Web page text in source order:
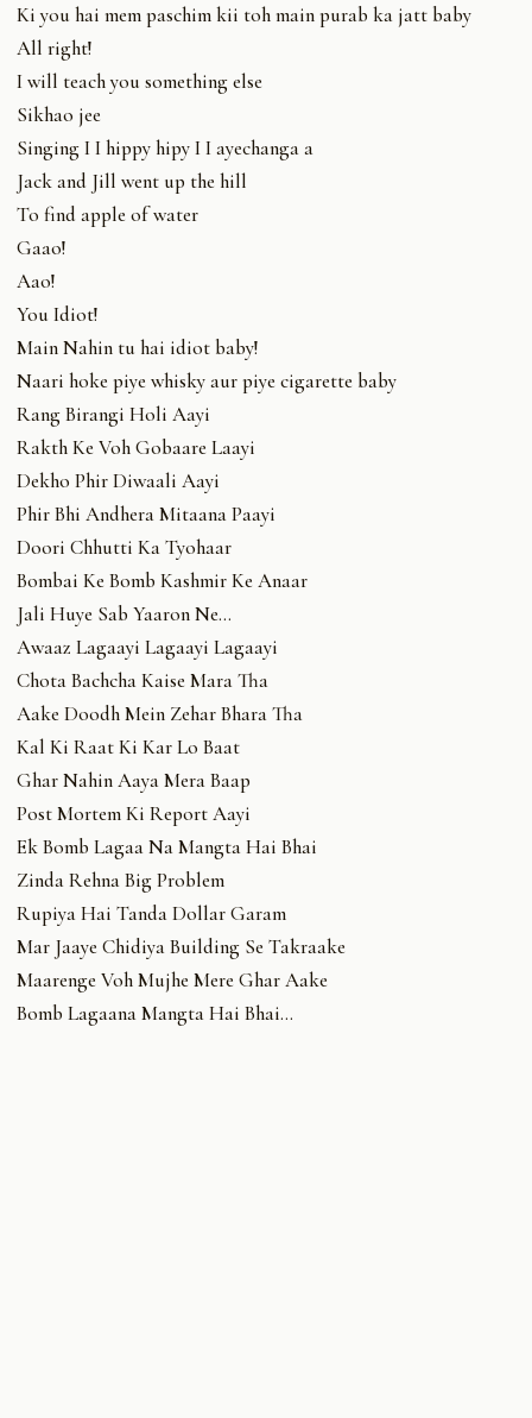
Ki you hai mem paschim kii toh main purab ka jatt baby
All right!
I will teach you something else
Sikhao jee
Singing I I hippy hipy I I ayechanga a
Jack and Jill went up the hill
To find apple of water
Gaao!
Aao!
You Idiot!
Main Nahin tu hai idiot baby!
Naari hoke piye whisky aur piye cigarette baby
Rang Birangi Holi Aayi
Rakth Ke Voh Gobaare Laayi
Dekho Phir Diwaali Aayi
Phir Bhi Andhera Mitaana Paayi
Doori Chhutti Ka Tyohaar
Bombai Ke Bomb Kashmir Ke Anaar
Jali Huye Sab Yaaron Ne…
Awaaz Lagaayi Lagaayi Lagaayi
Chota Bachcha Kaise Mara Tha
Aake Doodh Mein Zehar Bhara Tha
Kal Ki Raat Ki Kar Lo Baat
Ghar Nahin Aaya Mera Baap
Post Mortem Ki Report Aayi
Ek Bomb Lagaa Na Mangta Hai Bhai
Zinda Rehna Big Problem
Rupiya Hai Tanda Dollar Garam
Mar Jaaye Chidiya Building Se Takraake
Maarenge Voh Mujhe Mere Ghar Aake
Bomb Lagaana Mangta Hai Bhai…